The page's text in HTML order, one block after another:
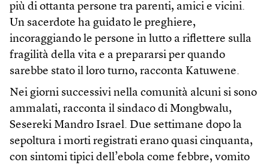
più di ottanta persone tra parenti, amici e vicini.
Un sacerdote ha guidato le preghiere,
incoraggiando le persone in lutto a riflettere sulla
fragilità della vita e a prepararsi per quando
sarebbe stato il loro turno, racconta Katuwene.
Nei giorni successivi nella comunità alcuni si sono
ammalati, racconta il sindaco di Mongbwalu,
Sesereki Mandro Israel. Due settimane dopo la
sepoltura i morti registrati erano quasi cinquanta,
con sintomi tipici dell’ebola come febbre, vomito